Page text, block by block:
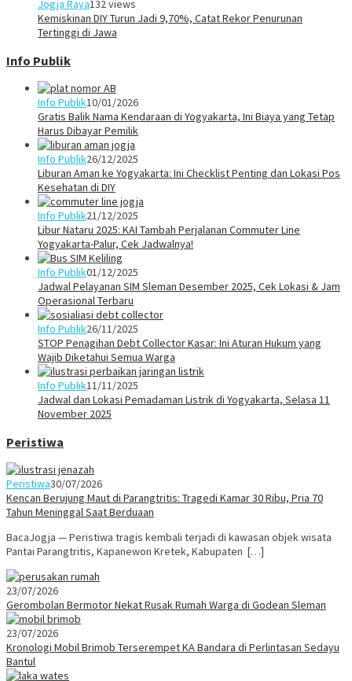
Jogja Raya132 views
Kemiskinan DIY Turun Jadi 9,70%, Catat Rekor Penurunan
Tertinggi di Jawa
Info Publik
Info Publik10/01/2026
Gratis Balik Nama Kendaraan di Yogyakarta, Ini Biaya yang Tetap
Harus Dibayar Pemilik
Info Publik26/12/2025
Liburan Aman ke Yogyakarta: Ini Checklist Penting dan Lokasi Pos
Kesehatan di DIY
Info Publik21/12/2025
Libur Nataru 2025: KAI Tambah Perjalanan Commuter Line
Yogyakarta-Palur, Cek Jadwalnya!
Info Publik01/12/2025
Jadwal Pelayanan SIM Sleman Desember 2025, Cek Lokasi & Jam
Operasional Terbaru
Info Publik26/11/2025
STOP Penagihan Debt Collector Kasar: Ini Aturan Hukum yang
Wajib Diketahui Semua Warga
Info Publik11/11/2025
Jadwal dan Lokasi Pemadaman Listrik di Yogyakarta, Selasa 11
November 2025
Peristiwa
Peristiwa30/07/2026
Kencan Berujung Maut di Parangtritis: Tragedi Kamar 30 Ribu, Pria 70
Tahun Meninggal Saat Berduaan
BacaJogja — Peristiwa tragis kembali terjadi di kawasan objek wisata
Pantai Parangtritis, Kapanewon Kretek, Kabupaten […]
23/07/2026
Gerombolan Bermotor Nekat Rusak Rumah Warga di Godean Sleman
23/07/2026
Kronologi Mobil Brimob Terserempet KA Bandara di Perlintasan Sedayu
Bantul